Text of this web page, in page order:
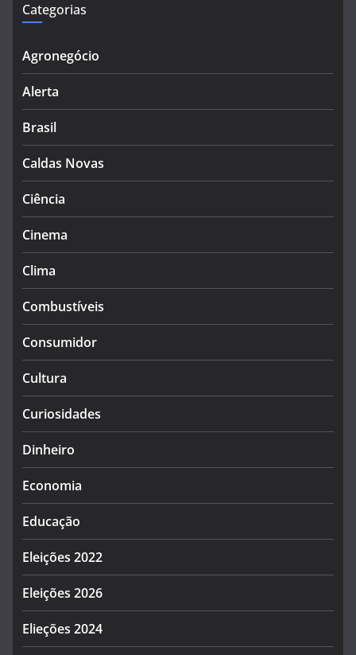
Categorias
Agronegócio
Alerta
Brasil
Caldas Novas
Ciência
Cinema
Clima
Combustíveis
Consumidor
Cultura
Curiosidades
Dinheiro
Economia
Educação
Eleições 2022
Eleições 2026
Elieções 2024